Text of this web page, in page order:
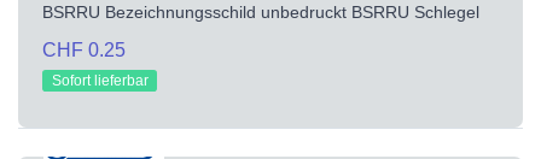
BSRRU Bezeichnungsschild unbedruckt BSRRU Schlegel
CHF 0.25
Sofort lieferbar